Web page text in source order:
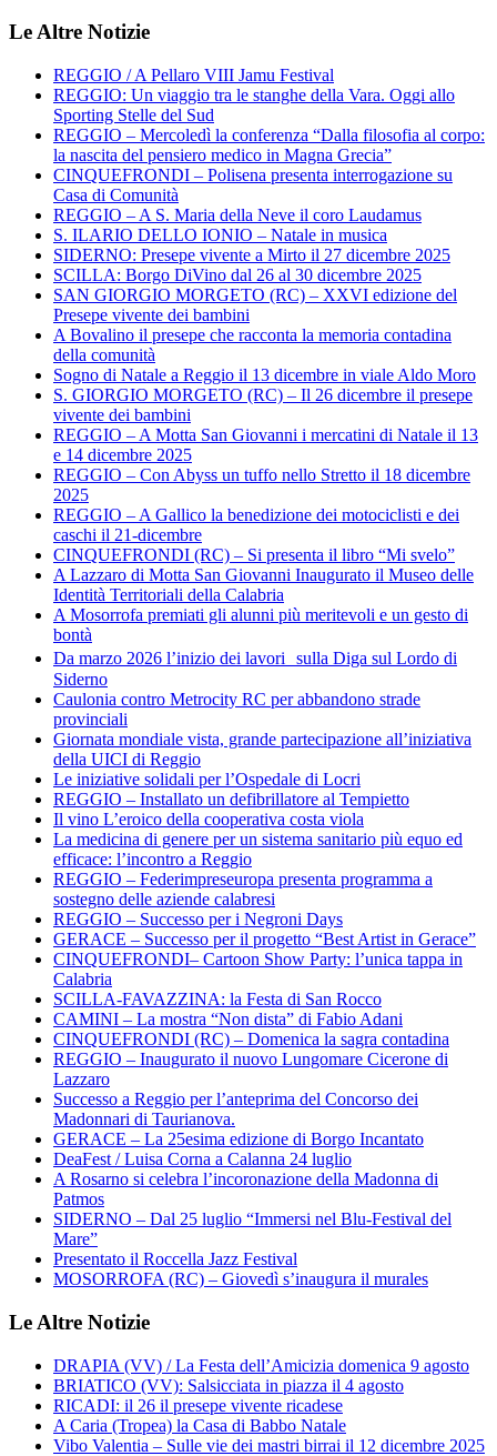
Le Altre Notizie
REGGIO / A Pellaro VIII Jamu Festival
REGGIO: Un viaggio tra le stanghe della Vara. Oggi allo
Sporting Stelle del Sud
REGGIO – Mercoledì la conferenza “Dalla filosofia al corpo:
la nascita del pensiero medico in Magna Grecia”
CINQUEFRONDI – Polisena presenta interrogazione su
Casa di Comunità
REGGIO – A S. Maria della Neve il coro Laudamus
S. ILARIO DELLO IONIO – Natale in musica
SIDERNO: Presepe vivente a Mirto il 27 dicembre 2025
SCILLA: Borgo DiVino dal 26 al 30 dicembre 2025
SAN GIORGIO MORGETO (RC) – XXVI edizione del
Presepe vivente dei bambini
A Bovalino il presepe che racconta la memoria contadina
della comunità
Sogno di Natale a Reggio il 13 dicembre in viale Aldo Moro
S. GIORGIO MORGETO (RC) – Il 26 dicembre il presepe
vivente dei bambini
REGGIO – A Motta San Giovanni i mercatini di Natale il 13
e 14 dicembre 2025
REGGIO – Con Abyss un tuffo nello Stretto il 18 dicembre
2025
REGGIO – A Gallico la benedizione dei motociclisti e dei
caschi il 21-dicembre
CINQUEFRONDI (RC) – Si presenta il libro “Mi svelo”
A Lazzaro di Motta San Giovanni Inaugurato il Museo delle
Identità Territoriali della Calabria
A Mosorrofa premiati gli alunni più meritevoli e un gesto di
bontà
Da marzo 2026 l’inizio dei lavori sulla Diga sul Lordo di
Siderno
Caulonia contro Metrocity RC per abbandono strade
provinciali
Giornata mondiale vista, grande partecipazione all’iniziativa
della UICI di Reggio
Le iniziative solidali per l’Ospedale di Locri
REGGIO – Installato un defibrillatore al Tempietto
Il vino L’eroico della cooperativa costa viola
La medicina di genere per un sistema sanitario più equo ed
efficace: l’incontro a Reggio
REGGIO – Federimpreseuropa presenta programma a
sostegno delle aziende calabresi
REGGIO – Successo per i Negroni Days
GERACE – Successo per il progetto “Best Artist in Gerace”
CINQUEFRONDI– Cartoon Show Party: l’unica tappa in
Calabria
SCILLA-FAVAZZINA: la Festa di San Rocco
CAMINI – La mostra “Non dista” di Fabio Adani
CINQUEFRONDI (RC) – Domenica la sagra contadina
REGGIO – Inaugurato il nuovo Lungomare Cicerone di
Lazzaro
Successo a Reggio per l’anteprima del Concorso dei
Madonnari di Taurianova.
GERACE – La 25esima edizione di Borgo Incantato
DeaFest / Luisa Corna a Calanna 24 luglio
A Rosarno si celebra l’incoronazione della Madonna di
Patmos
SIDERNO – Dal 25 luglio “Immersi nel Blu-Festival del
Mare”
Presentato il Roccella Jazz Festival
MOSORROFA (RC) – Giovedì s’inaugura il murales
Le Altre Notizie
DRAPIA (VV) / La Festa dell’Amicizia domenica 9 agosto
BRIATICO (VV): Salsicciata in piazza il 4 agosto
RICADI: il 26 il presepe vivente ricadese
A Caria (Tropea) la Casa di Babbo Natale
Vibo Valentia – Sulle vie dei mastri birrai il 12 dicembre 2025